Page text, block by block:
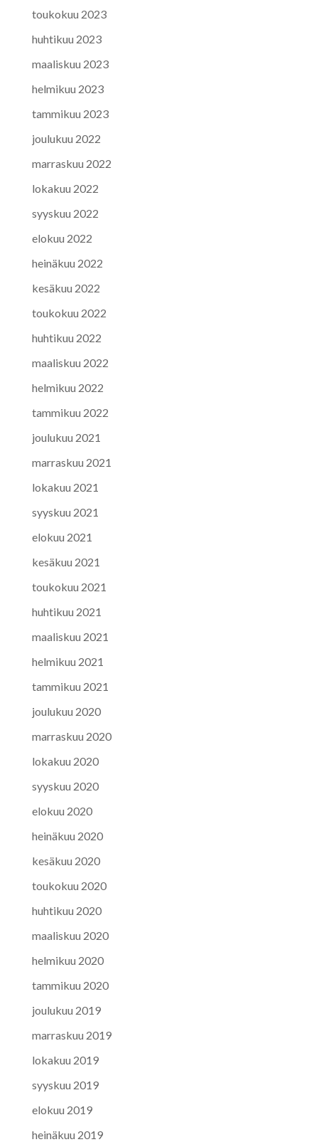
toukokuu 2023
huhtikuu 2023
maaliskuu 2023
helmikuu 2023
tammikuu 2023
joulukuu 2022
marraskuu 2022
lokakuu 2022
syyskuu 2022
elokuu 2022
heinäkuu 2022
kesäkuu 2022
toukokuu 2022
huhtikuu 2022
maaliskuu 2022
helmikuu 2022
tammikuu 2022
joulukuu 2021
marraskuu 2021
lokakuu 2021
syyskuu 2021
elokuu 2021
kesäkuu 2021
toukokuu 2021
huhtikuu 2021
maaliskuu 2021
helmikuu 2021
tammikuu 2021
joulukuu 2020
marraskuu 2020
lokakuu 2020
syyskuu 2020
elokuu 2020
heinäkuu 2020
kesäkuu 2020
toukokuu 2020
huhtikuu 2020
maaliskuu 2020
helmikuu 2020
tammikuu 2020
joulukuu 2019
marraskuu 2019
lokakuu 2019
syyskuu 2019
elokuu 2019
heinäkuu 2019